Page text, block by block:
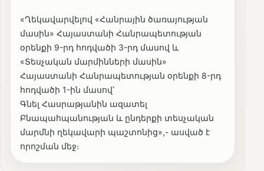
«Ղեկավարվելով «Հանրային ծառայության
մասին» Հայաստանի Հանրապետության
օրենքի 9-րդ հոդվածի 3-րդ մասով և
«Տեսչական մարմինների մասին»
Հայաստանի Հանրապետության օրենքի 8-րդ
հոդվածի 1-ին մասով՝
Գնել Հասրաթյանին ազատել
Բնապահպանության և ընդերքի տեսչական
մարմնի ղեկավարի պաշտոնից»,- ասված է
որոշման մեջ։